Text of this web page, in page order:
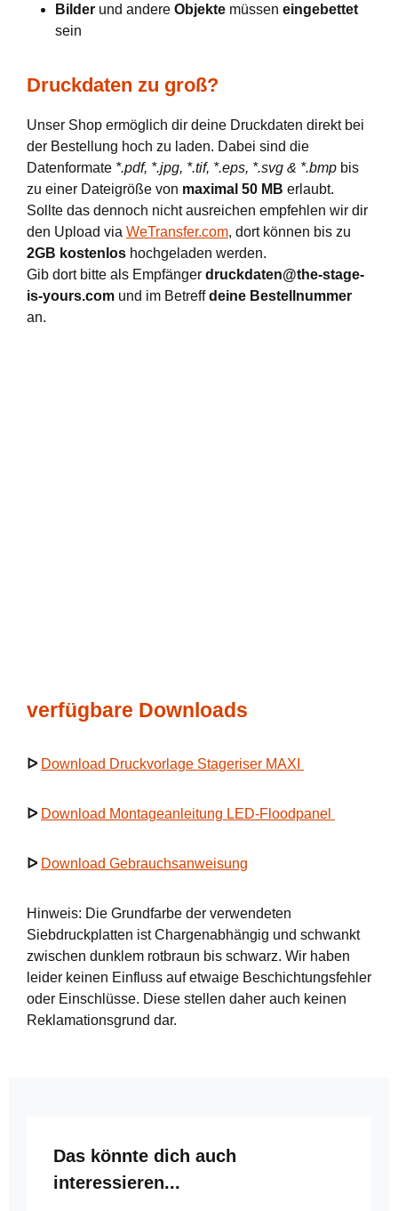
Bilder und andere Objekte müssen eingebettet
sein
Druckdaten zu groß?
Unser Shop ermöglich dir deine Druckdaten direkt bei
der Bestellung hoch zu laden. Dabei sind die
Datenformate *.pdf, *.jpg, *.tif, *.eps, *.svg & *.bmp bis
zu einer Dateigröße von maximal 50 MB erlaubt.
Sollte das dennoch nicht ausreichen empfehlen wir dir
den Upload via WeTransfer.com, dort können bis zu
2GB kostenlos hochgeladen werden.
Gib dort bitte als Empfänger druckdaten@the-stage-
is-yours.com und im Betreffdeine Bestellnummer
an.
verfügbare Downloads
ᐅ Download Druckvorlage Stageriser MAXI
ᐅ Download Montageanleitung LED-Floodpanel
ᐅ Download Gebrauchsanweisung
Hinweis: Die Grundfarbe der verwendeten
Siebdruckplatten ist Chargenabhängig und schwankt
zwischen dunklem rotbraun bis schwarz. Wir haben
leider keinen Einfluss auf etwaige Beschichtungsfehler
oder Einschlüsse. Diese stellen daher auch keinen
Reklamationsgrund dar.
Produktgalerie überspringen
Das könnte dich auch
interessieren...